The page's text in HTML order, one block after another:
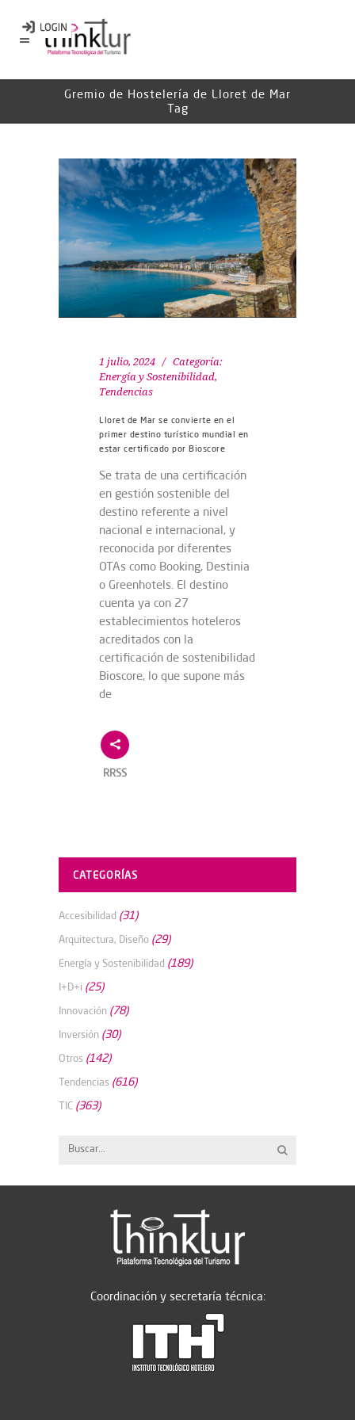
Gremio de Hostelería de Lloret de Mar
Tag
1 julio, 2024
Categoría:
Energía y Sostenibilidad,
Tendencias
Lloret de Mar se convierte en el
primer destino turístico mundial en
estar certificado por Bioscore
Se trata de una certificación
en gestión sostenible del
destino referente a nivel
nacional e internacional, y
reconocida por diferentes
OTAs como Booking, Destinia
o Greenhotels. El destino
cuenta ya con 27
establecimientos hoteleros
acreditados con la
certificación de sostenibilidad
Bioscore, lo que supone más
de
RRSS
CATEGORÍAS
Accesibilidad (31)
Arquitectura, Diseño (29)
Energía y Sostenibilidad (189)
I+D+i (25)
Innovación (78)
Inversión (30)
Otros (142)
Tendencias (616)
TIC (363)
Coordinación y secretaría técnica: